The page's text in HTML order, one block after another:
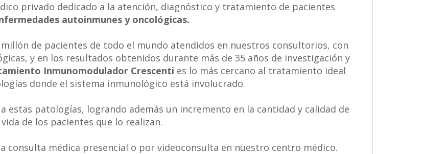
privado dedicado a la atención, diagnóstico y tratamiento de pacientes
autoinmunes y oncológicas.
de pacientes de todo el mundo atendidos en nuestros consultorios, con
y en los resultados obtenidos durante más de 35 años de investigación y
Inmunomodulador Crescenti es lo más cercano al tratamiento ideal
donde el sistema inmunológico está involucrado.
estas patologías, logrando además un incremento en la cantidad y calidad de
vida de los pacientes que lo realizan.
consulta médica presencial o por videoconsulta en nuestro centro médico.